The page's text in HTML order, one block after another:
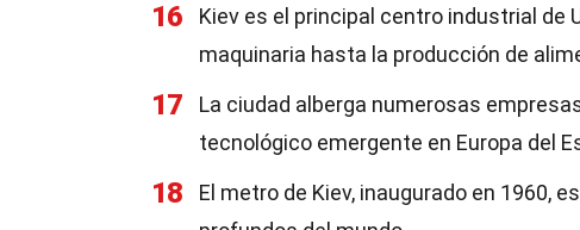
16
Kiev es el principal centro industrial de
maquinaria hasta la producción de
17
La ciudad alberga numerosas
tecnológico emergente en Europa del
18
El metro de Kiev, inaugurado en 1960,